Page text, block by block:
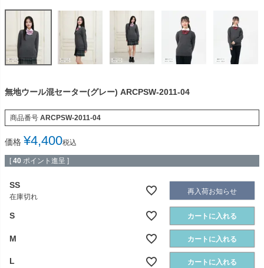
無地ウール混セーター(グレー) ARCPSW-2011-04
商品番号 ARCPSW-2011-04
価格 ¥4,400税込
[ 40 ポイント進呈 ]
SS
在庫切れ
再入荷お知らせ
S カートに入れる
M カートに入れる
L カートに入れる